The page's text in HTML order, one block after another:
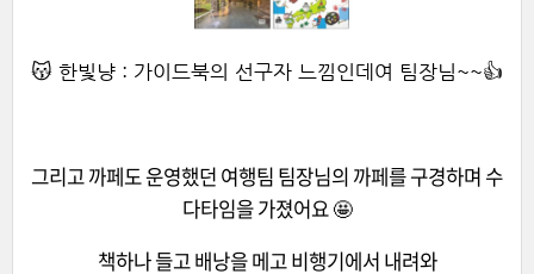
😽 한빛냥 : 가이드북의 선구자 느낌인데여 팀장님~~👍
그리고 까페도 운영했던 여행팀 팀장님의 까페를 구경하며 수
다타임을 가졌어요 🤩
책하나 들고 배낭을 메고 비행기에서 내려와